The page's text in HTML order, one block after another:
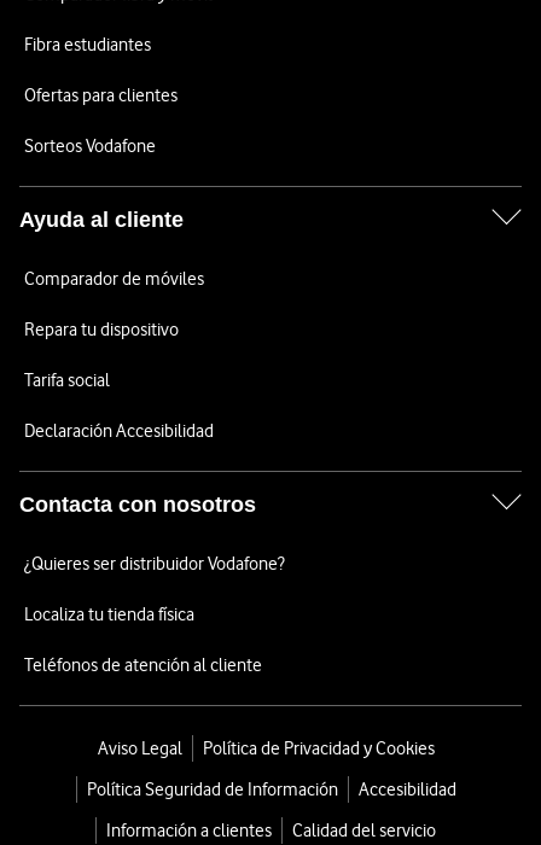
Fibra estudiantes
Ofertas para clientes
Sorteos Vodafone
Ayuda al cliente
Comparador de móviles
Repara tu dispositivo
Tarifa social
Declaración Accesibilidad
Contacta con nosotros
¿Quieres ser distribuidor Vodafone?
Localiza tu tienda física
Teléfonos de atención al cliente
Aviso Legal
Política de Privacidad y Cookies
Política Seguridad de Información
Accesibilidad
Información a clientes
Calidad del servicio